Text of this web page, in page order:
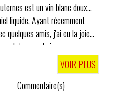
est un vin blanc doux...
liquide. Ayant récemment
quelques amis, j'ai eu la joie
très grand vin.
VOIR PLUS
Commentaire(s)